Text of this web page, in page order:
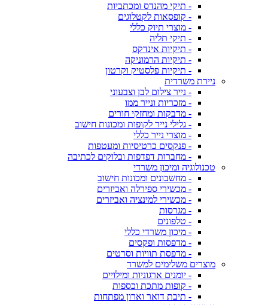
- תיקי מהנדס ומכתביות
- קופסאות לקטלוגים
- מוצרי תיוק כללי
- תיקי תליה
- תיקיות אינדקס
- תיקיות הרמוניקה
- תיקיות פלסטיק וקרטון
ניירת משרדית
- נייר צילום לבן וצבעוני
- מזכריות ונייר ממו
- מדבקות ומחזקי חורים
- גלילי נייר לקופות ומכונות חישוב
- מוצרי נייר כללי
- פנקסים כרטיסיות ומעטפות
- מחברות דפדפות ובלוקים לכתיבה
טכנולוגיה ומיכון משרדי
- מחשבונים ומכונות חישוב
- מכשירי ספירלה ואביזרים
- מכשירי למינציה ואביזרים
- מגרסות
- טלפונים
- מיכון משרדי כללי
- מדפסות ופקסים
- מדפסת תוויות וסרטים
מוצרים משלימים למשרד
- יומנים ארגוניות ומילויים
- קופות מתכת וכספות
- תיבת דואר וארון מפתחות